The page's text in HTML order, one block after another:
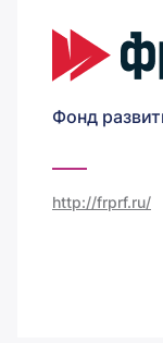
Фонд
http://frprf.ru/